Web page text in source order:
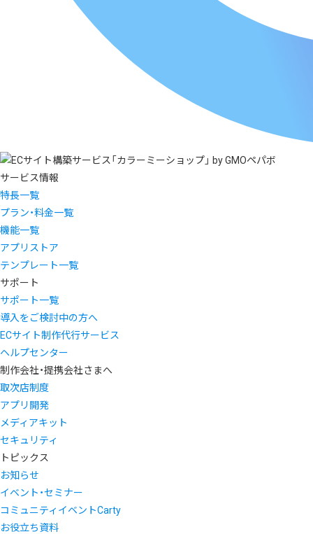
サービス情報
特長一覧
プラン・料金一覧
機能一覧
アプリストア
テンプレート一覧
サポート
サポート一覧
導入をご検討中の方へ
ECサイト制作代行サービス
ヘルプセンター
制作会社・提携会社さまへ
取次店制度
アプリ開発
メディアキット
セキュリティ
トピックス
お知らせ
イベント・セミナー
コミュニティイベントCarty
お役立ち資料